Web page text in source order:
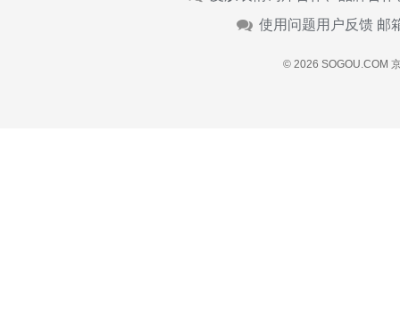
使用问题用户反馈 邮
© 2026 SOGOU.COM